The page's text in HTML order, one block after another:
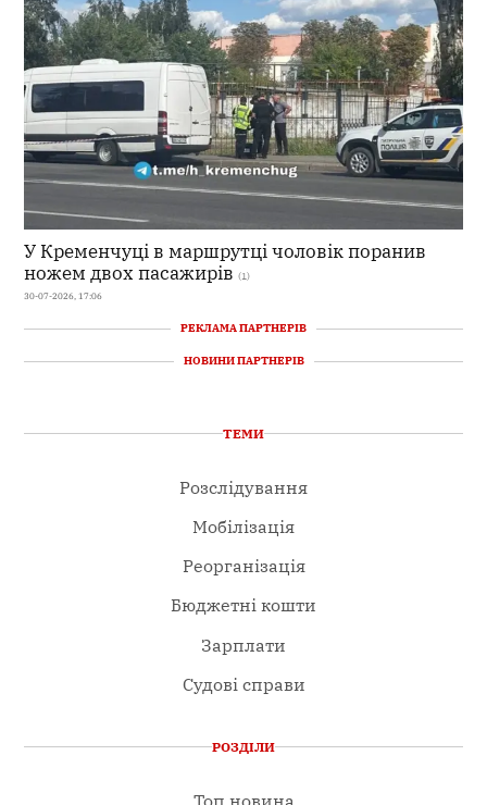
У Кременчуці в маршрутці чоловік поранив
ножем двох пасажирів (1)
30-07-2026, 17:06
РЕКЛАМА ПАРТНЕРІВ
НОВИНИ ПАРТНЕРІВ
ТЕМИ
Розслідування
Мобілізація
Реорганізація
Бюджетні кошти
Зарплати
Судові справи
РОЗДІЛИ
Топ новина